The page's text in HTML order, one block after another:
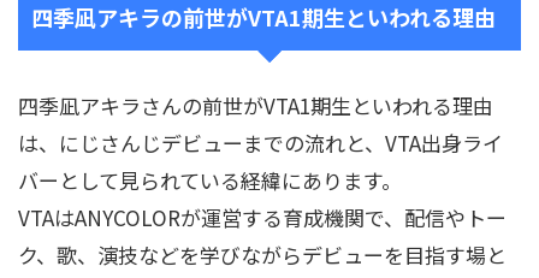
四季凪アキラの前世がVTA1期生といわれる理由
四季凪アキラさんの前世がVTA1期生といわれる理由
は、にじさんじデビューまでの流れと、VTA出身ライ
バーとして見られている経緯にあります。
VTAはANYCOLORが運営する育成機関で、配信やトー
ク、歌、演技などを学びながらデビューを目指す場と